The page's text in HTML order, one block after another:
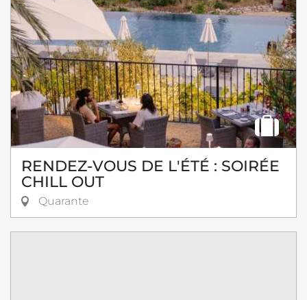
RENDEZ-VOUS DE L'ÉTÉ : SOIRÉE
CHILL OUT
Quarante